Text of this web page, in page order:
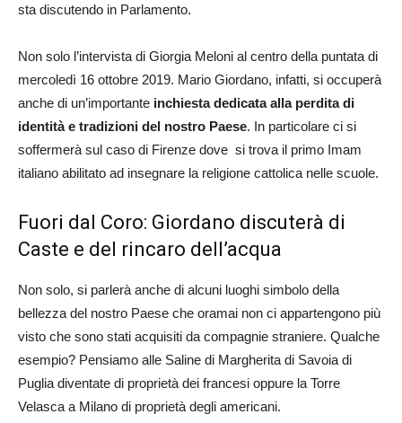
sta discutendo in Parlamento.
Non solo l’intervista di Giorgia Meloni al centro della puntata di
mercoledì 16 ottobre 2019. Mario Giordano, infatti, si occuperà
anche di un’importante inchiesta dedicata alla perdita di
identità e tradizioni del nostro Paese. In particolare ci si
soffermerà sul caso di Firenze dove si trova il primo Imam
italiano abilitato ad insegnare la religione cattolica nelle scuole.
Fuori dal Coro: Giordano discuterà di
Caste e del rincaro dell’acqua
Non solo, si parlerà anche di alcuni luoghi simbolo della
bellezza del nostro Paese che oramai non ci appartengono più
visto che sono stati acquisiti da compagnie straniere. Qualche
esempio? Pensiamo alle Saline di Margherita di Savoia di
Puglia diventate di proprietà dei francesi oppure la Torre
Velasca a Milano di proprietà degli americani.